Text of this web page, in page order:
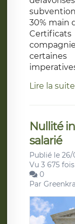
30% main
Lire la suite
Nullité
salarié
Publié le 26/
Vu 3 675 fois
0
Par